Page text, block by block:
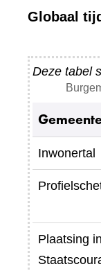
Globaal
Deze tabel
Inwonertal
Plaatsing in